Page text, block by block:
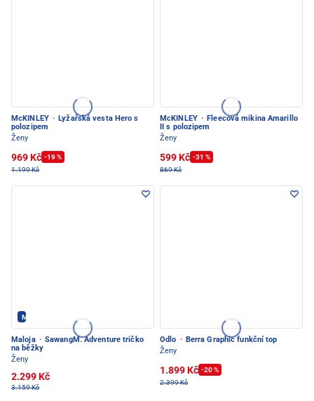
McKINLEY · Lyžařská vesta Hero s
polozipem
Ženy
969 Kč -19 %
1.199 Kč
McKINLEY · Fleecová mikina Amarillo
II s polozipem
Ženy
599 Kč -31 %
869 Kč
Maloja - PEC POD SNĚŽKOU
Maloja · SawangM. Adventure tričko
na běžky
Ženy
2.299 Kč
3.159 Kč
Odlo · Berra Graphic funkční top
Ženy
1.899 Kč -20 %
2.399 Kč